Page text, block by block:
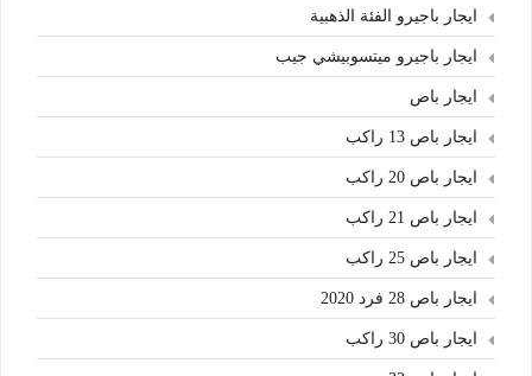
ايجار باجيرو الفئة الذهبية
ايجار باجيرو ميتسوبيشي جيب
ايجار باص
ايجار باص 13 راكب
ايجار باص 20 راكب
ايجار باص 21 راكب
ايجار باص 25 راكب
ايجار باص 28 فرد 2020
ايجار باص 30 راكب